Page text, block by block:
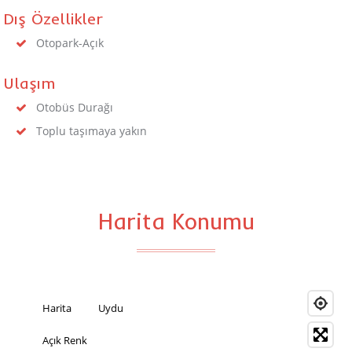
Dış Özellikler
Otopark-Açık
Ulaşım
Otobüs Durağı
Toplu taşımaya yakın
Harita Konumu
Harita Uydu
Açık Renk